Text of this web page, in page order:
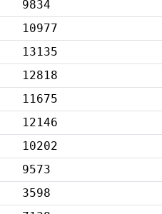
9834
10977
13135
12818
11675
12146
10202
9573
3598